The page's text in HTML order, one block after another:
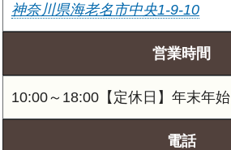
神奈川県海老名市中央1-9-10
営業時間
10:00～18:00【定休日】年末年始
電話